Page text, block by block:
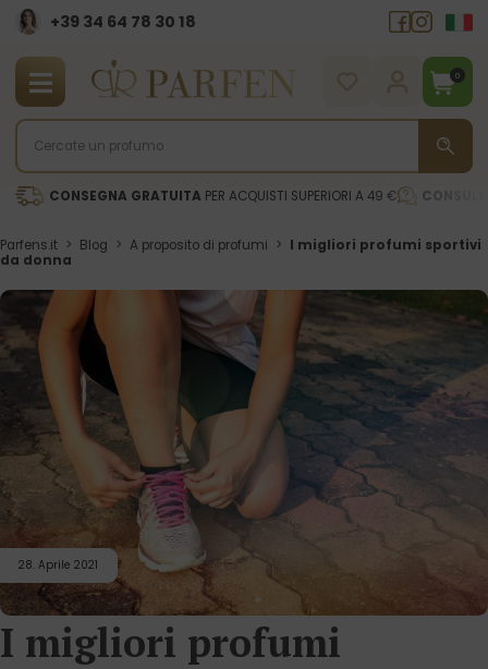
+39 34 64 78 30 18
0
CONSEGNA GRATUITA PER ACQUISTI SUPERIORI A 49 €
Parfens.it > Blog > A proposito di profumi > I migliori profumi sportivi
da donna
28. Aprile 2021
I migliori profumi